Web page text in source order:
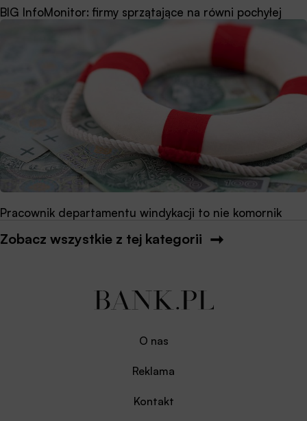
BIG InfoMonitor: firmy sprzątające na równi pochyłej
Pracownik departamentu windykacji to nie komornik
Zobacz wszystkie z tej kategorii
O nas
Reklama
Kontakt